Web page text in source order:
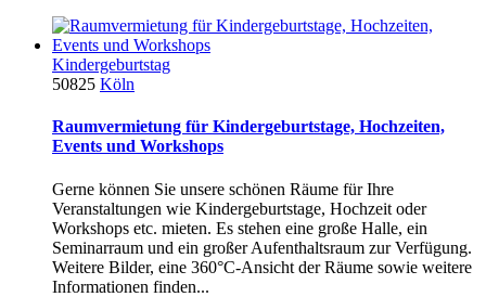
Kindergeburtstag
50825 Köln
Raumvermietung für Kindergeburtstage, Hochzeiten,
Events und Workshops
Gerne können Sie unsere schönen Räume für Ihre
Veranstaltungen wie Kindergeburtstage, Hochzeit oder
Workshops etc. mieten. Es stehen eine große Halle, ein
Seminarraum und ein großer Aufenthaltsraum zur Verfügung.
Weitere Bilder, eine 360°C-Ansicht der Räume sowie weitere
Informationen finden...